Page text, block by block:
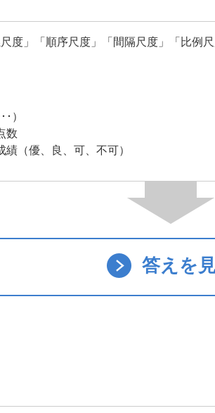
度」「順序尺度」「間隔尺度」「比例
）
数
績（優、良、可、不可）
答えを